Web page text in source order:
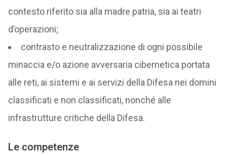
contesto riferito sia alla madre patria, sia ai teatri
d’operazioni;
contrasto e neutralizzazione di ogni possibile
minaccia e/o azione avversaria cibernetica portata
alle reti, ai sistemi e ai servizi della Difesa nei domini
classificati e non classificati, nonché alle
infrastrutture critiche della Difesa.
Le competenze